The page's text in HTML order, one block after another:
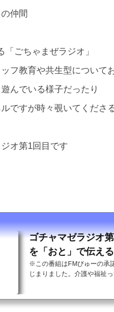
仲間
ごちゃまぜラジオ」
フ教育や共生型について
んでいる様子だったり
ですが時々覗いてくださ
オ第1回目です
ゴチャマゼラジ
を「おと」で伝え
※この番組はFMびゅーの承
じまりました。介護や福祉
思えるのは、一生懸命自分